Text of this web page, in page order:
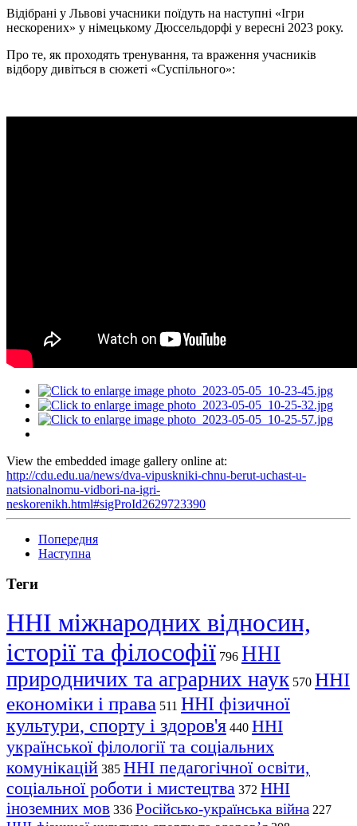
Відібрані у Львові учасники поїдуть на наступні «Ігри
нескорених» у німецькому Дюссельдорфі у вересні 2023 року.
Про те, як проходять тренування, та враження учасників
відбору дивіться в сюжеті «Суспільного»:
View the embedded image gallery online at:
http://cdu.edu.ua/news/dva-vipuskniki-chnu-berut-uchast-u-
natsionalnomu-vidbori-na-igri-
neskorenikh.html#sigProId2629723390
Попередня
Наступна
Теги
ННІ міжнародних відносин,
історії та філософії 796 ННІ
природничих та аграрних наук 570 ННІ
економіки і права 511 ННІ фізичної
культури, спорту і здоров'я 440 ННІ
української філології та соціальних
комунікацій 385 ННІ педагогічної освіти,
соціальної роботи і мистецтва 372 ННІ
іноземних мов 336 Російсько-українська війна 227